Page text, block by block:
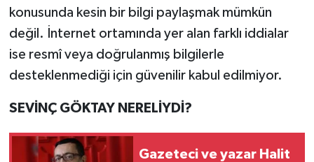
konusunda kesin bir bilgi paylaşmak mümkün
değil. İnternet ortamında yer alan farklı iddialar
ise resmî veya doğrulanmış bilgilerle
desteklenmediği için güvenilir kabul edilmiyor.
SEVİNÇ GÖKTAY NERELİYDİ?
Gazeteci ve yazar Halit